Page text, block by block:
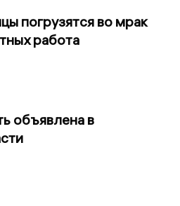
погрузятся во мрак
работа
объявлена в